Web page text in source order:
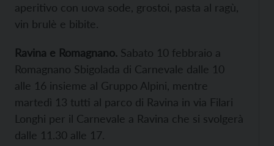
aperitivo con uova sode, grostoi, pasta al ragù,
vin brulè e bibite.
Ravina e Romagnano. Sabato 10 febbraio a
Romagnano Sbigolada di Carnevale dalle 10
alle 16 insieme al Gruppo Alpini, mentre
martedì 13 tutti al parco di Ravina in via Filari
Longhi per il Carnevale a Ravina che si svolgerà
dalle 11.30 alle 17.